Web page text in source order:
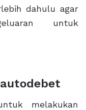
dahulu agar
untuk
melakukan